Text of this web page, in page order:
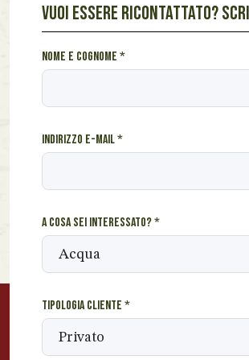
VUOI ESSERE RICONTATTATO?
Nome e cognome *
Indirizzo e-mail*
A cosa sei interessato?*
Tipologia cliente *